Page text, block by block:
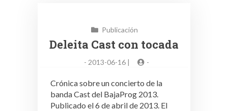
Publicación
Deleita Cast con tocada
- 2013-06-16 | -
Crónica sobre un concierto de la
banda Cast del BajaProg 2013.
Publicado el 6 de abril de 2013. El